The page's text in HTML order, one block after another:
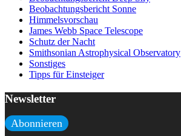
Beobachtungsbericht Sonne
Himmelsvorschau
James Webb Space Telescope
Schutz der Nacht
Smithsonian Astrophysical Observatory
Sonstiges
Tipps für Einsteiger
Newsletter
Abonnieren